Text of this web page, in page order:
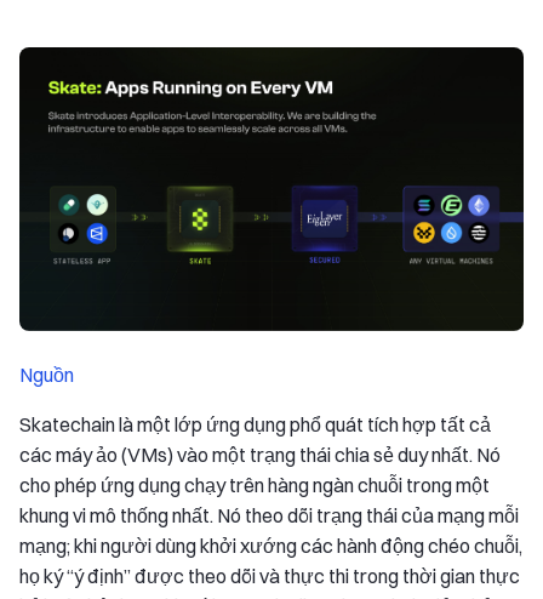
Nguồn
Skatechain là một lớp ứng dụng phổ quát tích hợp tất cả
các máy ảo (VMs) vào một trạng thái chia sẻ duy nhất. Nó
cho phép ứng dụng chạy trên hàng ngàn chuỗi trong một
khung vi mô thống nhất. Nó theo dõi trạng thái của mạng mỗi
mạng; khi người dùng khởi xướng các hành động chéo chuỗi,
họ ký “ý định” được theo dõi và thực thi trong thời gian thực